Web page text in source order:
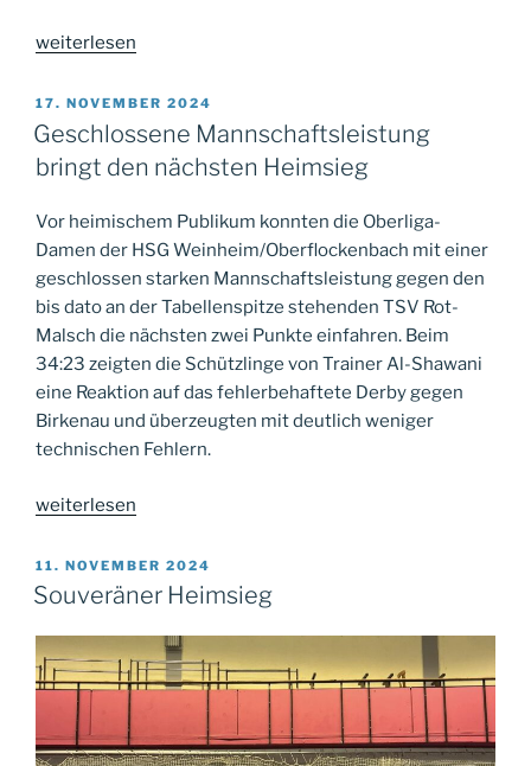
„Zittersieg
Derby“
weiterlesen
VERÖFFENTLICHT
AM
17. NOVEMBER 2024
Geschlossene Mannschaftsleistung
bringt den nächsten Heimsieg
Vor heimischem Publikum konnten die Oberliga-
Damen der HSG Weinheim/Oberflockenbach mit einer
geschlossen starken Mannschaftsleistung gegen den
bis dato an der Tabellenspitze stehenden TSV Rot-
Malsch die nächsten zwei Punkte einfahren. Beim
34:23 zeigten die Schützlinge von Trainer Al-Shawani
eine Reaktion auf das fehlerbehaftete Derby gegen
Birkenau und überzeugten mit deutlich weniger
technischen Fehlern.
„Geschlossene
bringt
den
Heimsieg“
weiterlesen
VERÖFFENTLICHT
AM
11. NOVEMBER 2024
Souveräner Heimsieg